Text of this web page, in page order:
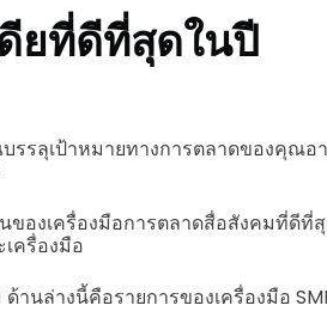
ยที่ดีที่สุดในปี
รรลุเป้าหมายทางการตลาดของคุณอ
ของเครื่องมือการตลาดสื่อสังคมที่ดีที่
ครื่องมือ
านล่างนี้คือรายการของเครื่องมือ